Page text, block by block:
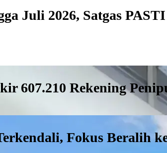
Juli 2026, Satgas
607.210 Rekening
Fokus Beralih